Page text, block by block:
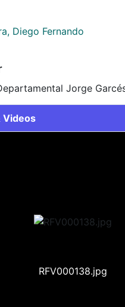
Diego Fernando
Jorge
Videos
RFV000138.jpg